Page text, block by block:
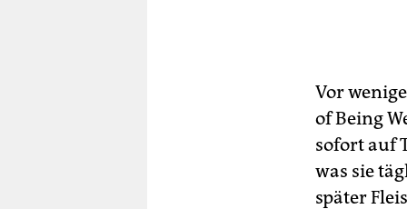
Vor
of Being
sofort auf
was sie
später